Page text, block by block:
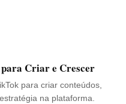
Criar e Crescer
para criar conteúdos,
na plataforma.